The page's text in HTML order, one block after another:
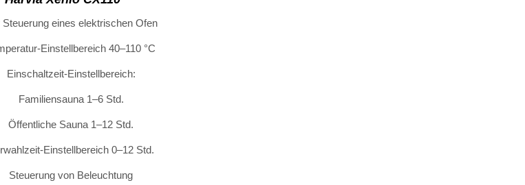
Steuerung eines elektrischen Ofen
Einstellbereich 40–110 °C
Einschaltzeit-Einstellbereich:
Familiensauna 1–6 Std.
Öffentliche Sauna 1–12 Std.
Einstellbereich 0–12 Std.
Steuerung von Beleuchtung